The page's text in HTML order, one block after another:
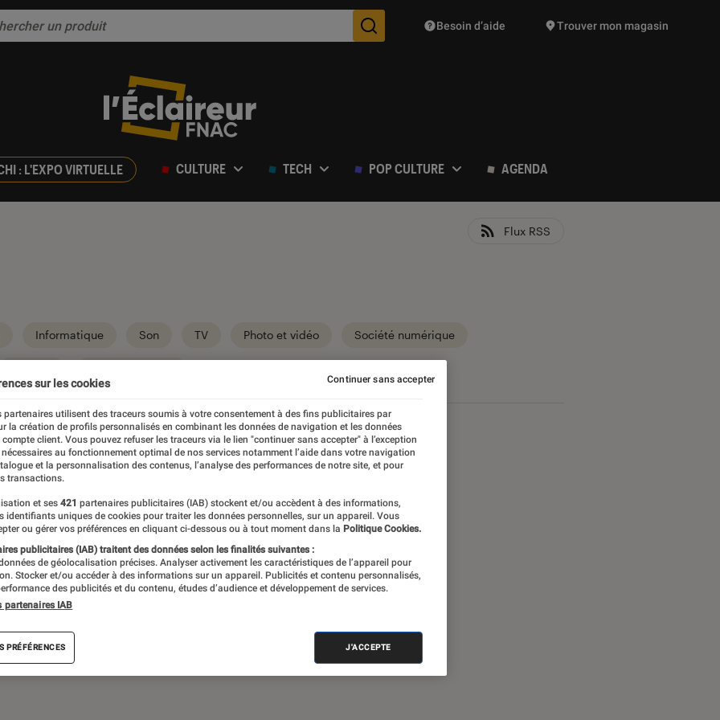
Des suggestions de produits vont vous être proposées
Besoin d’aide Trouver mon magasin
: L'EXPO VIRTUELLE CULTURE TECH POP CULTURE AGENDA
Flux RSS
Informatique Son TV Photo et vidéo Société numérique
audio, objets connectés… l’Éclaireur
l’actualité Tech décryptée, de nombreux
des tests de produits, réalisés par le
sur les cookies
partenaires utilisent des traceurs soumis à votre consentement à des fins publicitaires par
la création de profils personnalisés en combinant les données de navigation et les données
compte client. Vous pouvez refuser les traceurs via le lien "continuer sans accepter" à l’exception
au fonctionnement optimal de nos services notamment l’aide dans votre navigation
et la personnalisation des contenus, l’analyse des performances de notre site, et pour
transactions.
et ses 421 partenaires publicitaires (IAB) stockent et/ou accèdent à des informations,
identifiants uniques de cookies pour traiter les données personnelles, sur un appareil. Vous
ou gérer vos préférences en cliquant ci-dessous ou à tout moment dans la Politique Cookies.
publicitaires (IAB) traitent des données selon les finalités suivantes :
de géolocalisation précises. Analyser activement les caractéristiques de l’appareil pour
Stocker et/ou accéder à des informations sur un appareil. Publicités et contenu personnalisés,
des publicités et du contenu, études d’audience et développement de services.
partenaires IAB
PRÉFÉRENCES J'ACCEPTE
Continuer sans accepter